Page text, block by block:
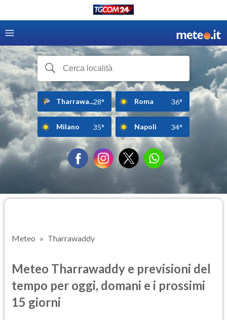
Tharrawa...28° Roma 36°
Milano 35° Napoli 34°
Meteo Tharrawaddy
Meteo Tharrawaddy e previsioni del
tempo per oggi, domani e i prossimi
15 giorni